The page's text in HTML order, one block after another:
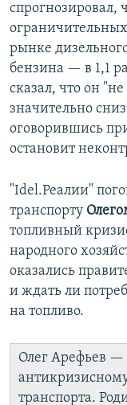
спрогнозировал,
рынке
бензина — в 1,1
сказал, что он
значительно
оговорившись
остановит
"Idel.Реалии"
транспорту
топливный
народного
оказались
и ждать ли
на топливо.
Олег Арефьев —
транспорта.